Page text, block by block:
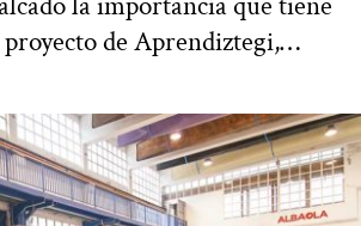
de Aprendiztegi,…